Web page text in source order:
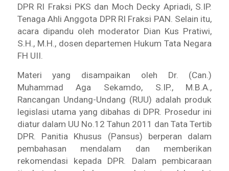
DPR RI Fraksi PKS dan Moch Decky Apriadi, S.IP.
Tenaga Ahli Anggota DPR RI Fraksi PAN. Selain itu,
acara dipandu oleh moderator Dian Kus Pratiwi,
S.H., M.H., dosen departemen Hukum Tata Negara
FH UII.
Materi yang disampaikan oleh Dr. (Can.)
Muhammad Aga Sekamdo, S.IP., M.B.A.,
Rancangan Undang-Undang (RUU) adalah produk
legislasi utama yang dibahas di DPR. Prosedur ini
diatur dalam UU No.12 Tahun 2011 dan Tata Tertib
DPR. Panitia Khusus (Pansus) berperan dalam
pembahasan mendalam dan memberikan
rekomendasi kepada DPR. Dalam pembicaraan